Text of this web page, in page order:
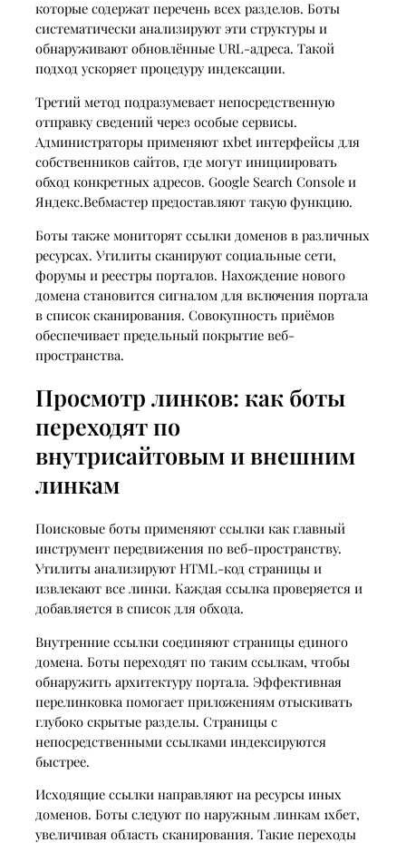
которые содержат перечень всех разделов. Боты
систематически анализируют эти структуры и
обнаруживают обновлённые URL-адреса. Такой
подход ускоряет процедуру индексации.
Третий метод подразумевает непосредственную
отправку сведений через особые сервисы.
Администраторы применяют 1xbet интерфейсы для
собственников сайтов, где могут инициировать
обход конкретных адресов. Google Search Console и
Яндекс.Вебмастер предоставляют такую функцию.
Боты также мониторят ссылки доменов в различных
ресурсах. Утилиты сканируют социальные сети,
форумы и реестры порталов. Нахождение нового
домена становится сигналом для включения портала
в список сканирования. Совокупность приёмов
обеспечивает предельный покрытие веб-
пространства.
Просмотр линков: как боты
переходят по
внутрисайтовым и внешним
линкам
Поисковые боты применяют ссылки как главный
инструмент передвижения по веб-пространству.
Утилиты анализируют HTML-код страницы и
извлекают все линки. Каждая ссылка проверяется и
добавляется в список для обхода.
Внутренние ссылки соединяют страницы единого
домена. Боты переходят по таким ссылкам, чтобы
обнаружить архитектуру портала. Эффективная
перелинковка помогает приложениям отыскивать
глубоко скрытые разделы. Страницы с
непосредственными ссылками индексируются
быстрее.
Исходящие ссылки направляют на ресурсы иных
доменов. Боты следуют по наружным линкам 1хбет,
увеличивая область сканирования. Такие переходы